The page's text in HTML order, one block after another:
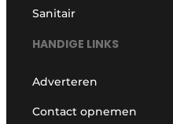
Sanitair
HANDIGE LINKS
Adverteren
Contact opnemen